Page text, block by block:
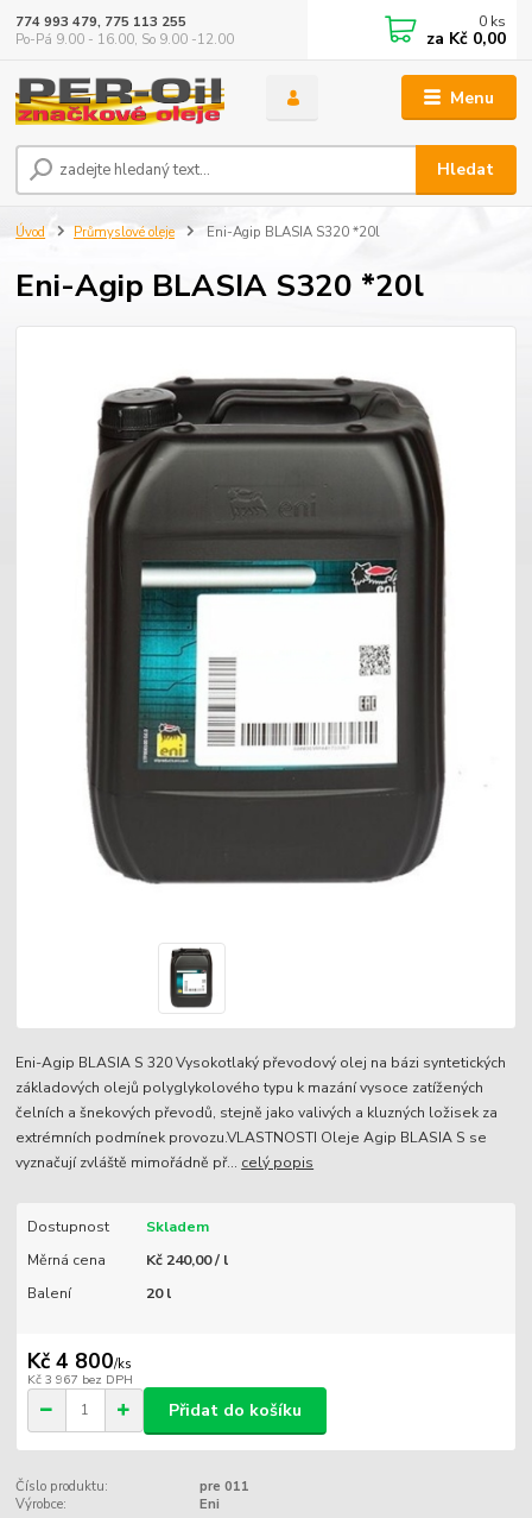
Menu
Hledat
774 993 479, 775 113 255
Po-Pá 9.00 - 16.00, So 9.00 -12.00
0 ks
za Kč 0,00
Úvod Průmyslové oleje Eni-Agip BLASIA S320 *20l
Eni-Agip BLASIA S320 *20l
Eni-Agip BLASIA S 320 Vysokotlaký převodový olej na bázi syntetických
základových olejů polyglykolového typu k mazání vysoce zatížených
čelních a šnekových převodů, stejně jako valivých a kluzných ložisek za
extrémních podmínek provozu.VLASTNOSTI Oleje Agip BLASIA S se
vyznačují zvláště mimořádně př... celý popis
Dostupnost
Skladem
Měrná cena
Kč 240,00 / l
Balení
20 l
Kč 4 800/ks
Kč 3 967 bez DPH
Přidat do košíku
Číslo produktu:
pre 011
Výrobce:
Eni